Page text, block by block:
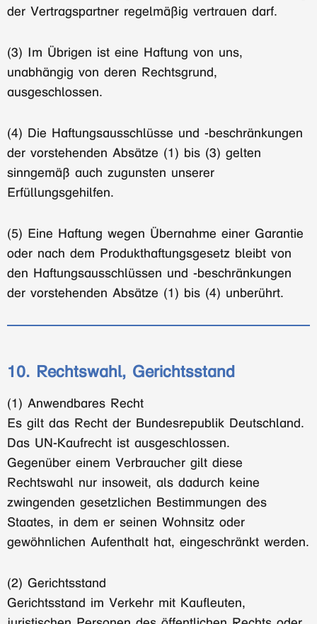
der Vertragspartner regelmäßig vertrauen darf.
(3) Im Übrigen ist eine Haftung von uns,
unabhängig von deren Rechtsgrund,
ausgeschlossen.
(4) Die Haftungsausschlüsse und -beschränkungen
der vorstehenden Absätze (1) bis (3) gelten
sinngemäß auch zugunsten unserer
Erfüllungsgehilfen.
(5) Eine Haftung wegen Übernahme einer Garantie
oder nach dem Produkthaftungsgesetz bleibt von
den Haftungsausschlüssen und -beschränkungen
der vorstehenden Absätze (1) bis (4) unberührt.
10. Rechtswahl, Gerichtsstand
(1) Anwendbares Recht
Es gilt das Recht der Bundesrepublik Deutschland.
Das UN-Kaufrecht ist ausgeschlossen.
Gegenüber einem Verbraucher gilt diese
Rechtswahl nur insoweit, als dadurch keine
zwingenden gesetzlichen Bestimmungen des
Staates, in dem er seinen Wohnsitz oder
gewöhnlichen Aufenthalt hat, eingeschränkt werden.
(2) Gerichtsstand
Gerichtsstand im Verkehr mit Kaufleuten,